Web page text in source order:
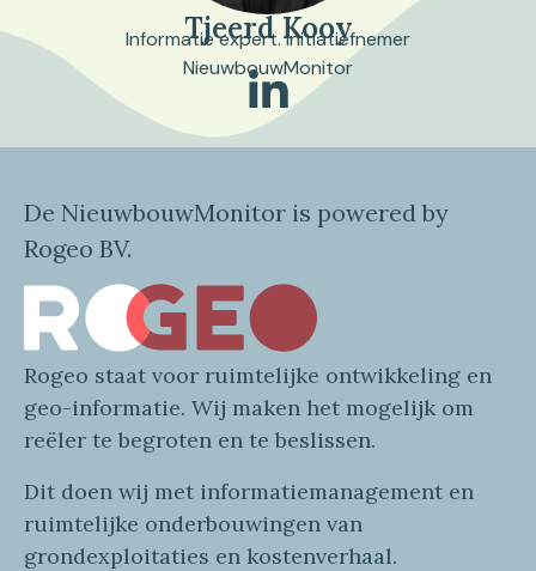
Tjeerd Kooy
Informatie expert. Initiatiefnemer
NieuwbouwMonitor
De NieuwbouwMonitor is powered by
Rogeo BV.
Rogeo staat voor ruimtelijke ontwikkeling en
geo-informatie. Wij maken het mogelijk om
reëler te begroten en te beslissen.
Dit doen wij met informatiemanagement en
ruimtelijke onderbouwingen van
grondexploitaties en kostenverhaal.